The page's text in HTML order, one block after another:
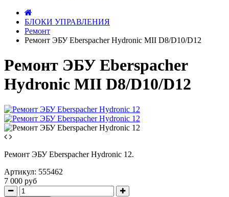
БЛОКИ УПРАВЛЕНИЯ
Ремонт
Ремонт ЭБУ Eberspacher Hydronic MII D8/D10/D12
Ремонт ЭБУ Eberspacher
Hydronic MII D8/D10/D12
Ремонт ЭБУ Eberspacher Hydronic 12.
Артикул: 555462
7 000 руб